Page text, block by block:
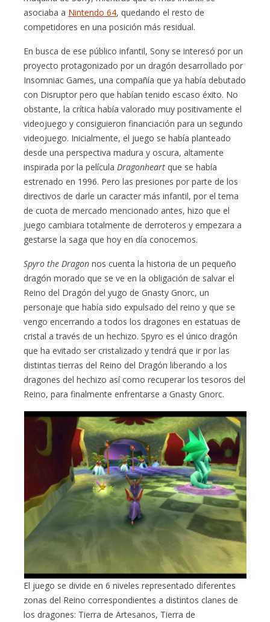
asociaba a Nintendo 64, quedando el resto de
competidores en una posición más residual.
En busca de ese público infantil, Sony se interesó por un
proyecto protagonizado por un dragón desarrollado por
Insomniac Games, una compañía que ya había debutado
con Disruptor pero que habían tenido escaso éxito. No
obstante, la crítica había valorado muy positivamente el
videojuego y consiguieron financiación para un segundo
videojuego. Inicialmente, el juego se había planteado
desde una perspectiva madura y oscura, altamente
inspirada por la películaDragonheart que se había
estrenado en 1996. Pero las presiones por parte de los
directivos de darle un caracter más infantil, por el tema
de cuota de mercado mencionado antes, hizo que el
juego cambiara totalmente de derroteros y empezara a
gestarse la saga que hoy en día conocemos.
Spyro the Dragon nos cuenta la historia de un pequeño
dragón morado que se ve en la obligación de salvar el
Reino del Dragón del yugo de Gnasty Gnorc, un
personaje que había sido expulsado del reino y que se
vengo encerrando a todos los dragones en estatuas de
cristal a través de un hechizo. Spyro es el único dragón
que ha evitado ser cristalizado y tendrá que ir por las
distintas tierras del Reino del Dragón liberando a los
dragones del hechizo así como recuperar los tesoros del
Reino, para finalmente enfrentarse a Gnasty Gnorc.
El juego se divide en 6 niveles representado diferentes
zonas del Reino correspondientes a distintos clanes de
los dragones: Tierra de Artesanos, Tierra de